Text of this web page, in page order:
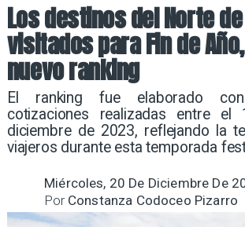
Los destinos del Norte
visitados para Fin de
nuevo ranking
​El ranking fue elaborado
cotizaciones realizadas entre
diciembre de 2023, reflejando la
viajeros durante esta temporada
Miércoles, 20 De Diciembre De
Constanza Codoceo Pizarro
Por